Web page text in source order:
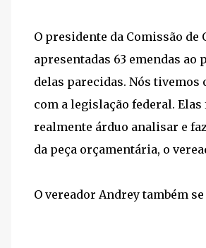
O presidente da Comissão
apresentadas 63 emendas
delas parecidas. Nós tivemos
com a legislação federal.
realmente árduo analisar e
da peça orçamentária, o
O vereador Andrey também